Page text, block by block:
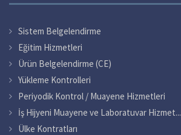
Sistem Belgelendirme
Eğitim Hizmetleri
Ürün Belgelendirme (CE)
Yükleme Kontrolleri
Periyodik Kontrol / Muayene Hizmetleri
İş Hijyeni Muayene ve Laboratuvar Hizmet...
Ülke Kontratları